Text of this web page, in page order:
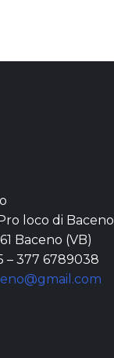
loco di Baceno
Baceno (VB)
– 377 6789038